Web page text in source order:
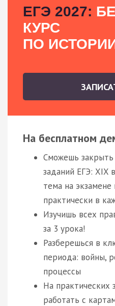
ЕГЭ 2027:
КУРС
ПО
На бесплатном
Сможешь
заданий ЕГЭ: XIX
тема на экзамене
практически в
Изучишь всех
за 3 урока!
Разберешься в
периода: войны,
процессы
На практических
работать с